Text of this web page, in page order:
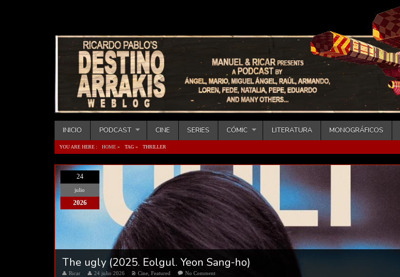
INICIO PODCAST CINE SERIES CÓMIC LITERATURA MONOGRÁFICOS
YOU ARE HERE : HOME » TAG » THRILLER
24
julio
2026
The ugly (2025. Eolgul. Yeon Sang-ho)
Ricar 24 julio 2026 Cine,Featured No Comment